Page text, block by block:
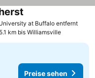
at Buffalo entfernt
km bis Williamsville
Preise sehen